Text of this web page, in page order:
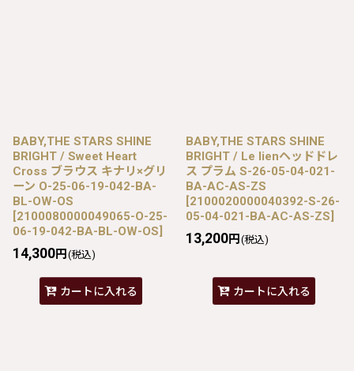
BABY,THE STARS SHINE
BRIGHT / Sweet Heart
Cross ブラウス キナリ×グリ
ーン O-25-06-19-042-BA-
BL-OW-OS
[2100080000049065-O-25-
06-19-042-BA-BL-OW-OS]
14,300円 (税込)
カートに入れる
BABY,THE STARS SHINE
BRIGHT / Le lienヘッドドレ
ス プラム S-26-05-04-021-
BA-AC-AS-ZS
[2100020000040392-S-26-
05-04-021-BA-AC-AS-ZS]
13,200円 (税込)
カートに入れる